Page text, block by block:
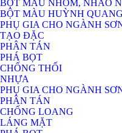
BỘT MÀU NHÔM, NHÃO
BỘT MÀU HUỲNH QUANG
PHỤ GIA CHO NGÀNH
TẠO ĐẶC
PHÂN TÁN
PHÁ BỌT
CHỐNG THỐI
NHỰA
PHỤ GIA CHO NGÀNH
PHÂN TÁN
CHỐNG LOANG
LÁNG MẶT